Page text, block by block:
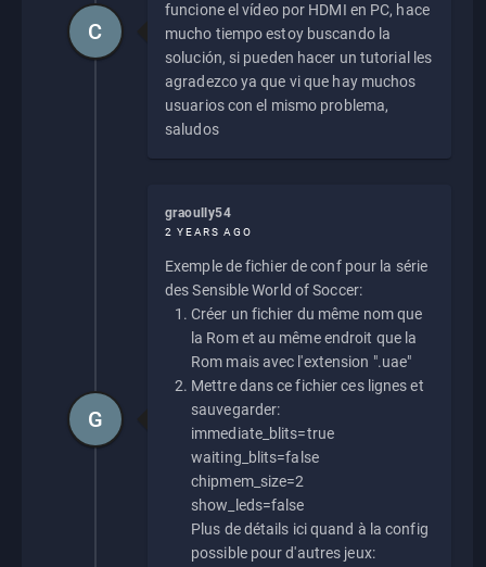
funcione el vídeo por HDMI en PC, hace
mucho tiempo estoy buscando la
solución, si pueden hacer un tutorial les
agradezco ya que vi que hay muchos
usuarios con el mismo problema,
saludos
C
graoully54
2 YEARS AGO
Exemple de fichier de conf pour la série
des Sensible World of Soccer:
Créer un fichier du même nom que
la Rom et au même endroit que la
Rom mais avec l'extension ".uae"
Mettre dans ce fichier ces lignes et
sauvegarder:
immediate_blits=true
waiting_blits=false
chipmem_size=2
show_leds=false
Plus de détails ici quand à la config
possible pour d'autres jeux:
G